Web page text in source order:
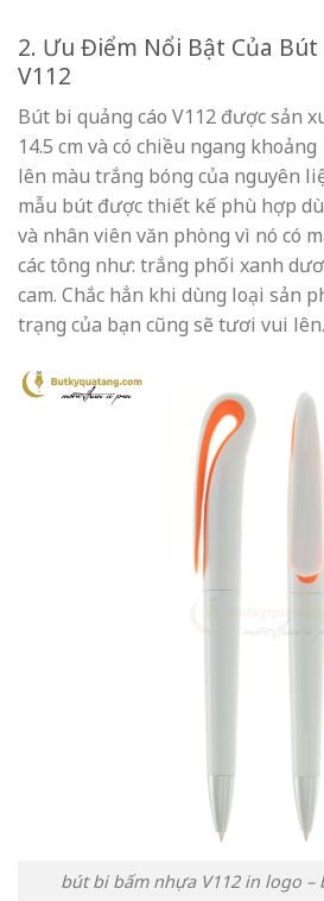
2. Ưu Điểm Nổi Bật Của
V112
Bút bi quảng cáo V112 được sản
14.5 cm và có chiều ngang
lên màu trắng bóng của nguyên
mẫu bút được thiết kế phù hợp
và nhân viên văn phòng vì nó có
các tông như: trắng phối xanh
cam. Chắc hẳn khi dùng loại sản
trạng của bạn cũng sẽ tươi vui lên.
bút bi bấm nhựa V112 in logo –